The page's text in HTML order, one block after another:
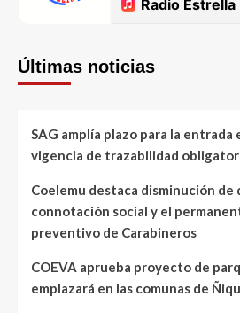
Últimas noticias
SAG amplía plazo para la entrada
vigencia de trazabilidad
Coelemu destaca disminución de
connotación social y el
preventivo de Carabineros
COEVA aprueba proyecto de
emplazará en las comunas de